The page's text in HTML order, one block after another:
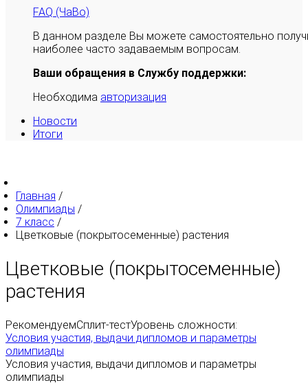
FAQ (ЧаВо)
В данном разделе Вы можете самостоятельно
наиболее часто задаваемым вопросам.
Ваши обращения в Службу поддержки:
Необходима авторизация
Новости
Итоги
Главная /
Олимпиады /
7 класс /
Цветковые (покрытосеменные) растения
Цветковые (покрытосеменные)
растения
РекомендуемСплит-тестУровень сложности:
Условия участия, выдачи дипломов и параметры
олимпиады
Условия участия, выдачи дипломов и параметры
олимпиады